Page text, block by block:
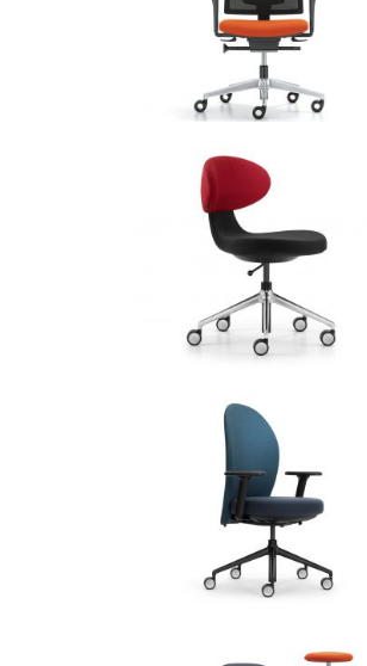
GIRSBERGER CAMIRO
Bureaustoelen
GIRSBERGER YANOS
Bureaustoelen
GIRSBERGER SIMPLEX
Bureaustoelen